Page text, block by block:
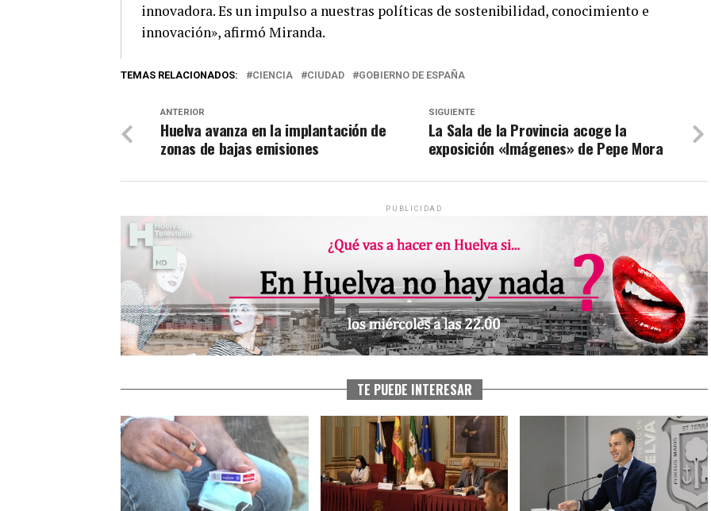
innovadora. Es un impulso a nuestras políticas de sostenibilidad, conocimiento e
innovación», afirmó Miranda.
TEMAS RELACIONADOS: CIENCIA CIUDAD GOBIERNO DE ESPAÑA
SIGUIENTE
La Sala de la Provincia acoge la
exposición «Imágenes» de Pepe Mora
ANTERIOR
Huelva avanza en la implantación de
zonas de bajas emisiones
PUBLICIDAD
TE PUEDE INTERESAR